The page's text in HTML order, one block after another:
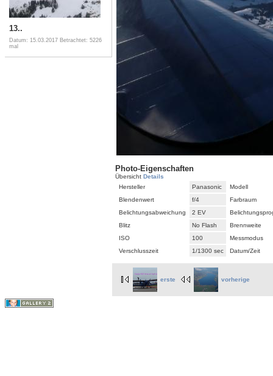
13..
Datum: 15.03.2017 Betrachtet: 5226
mal
Photo-Eigenschaften
Übersicht Details
Hersteller
Panasonic
Modell
Blendenwert
f/4
Farbraum
Belichtungsabweichung
2 EV
Blitz
No Flash
Brennweite
ISO
100
Messmodus
Verschlusszeit
1/1300 sec Datum/Zeit
erste vorherige